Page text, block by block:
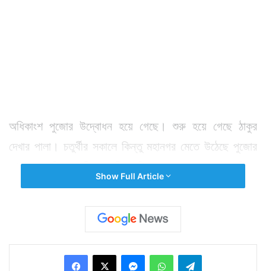
অধিকাংশ পুজোর উদ্বোধন হয়ে গেছে। শুরু হয়ে গেছে ঠাকুর
দেখার পালা। চতুর্থীর সকালে কিন্তু মহানগর মেতে উঠেছে পুজোর
আনন্দে। এদিন গান্ধী জয়ন্তীর ছুটি থাকায় সকাল থেকেই পরিবার
নিয়ে বেড়িয়ে পড়েছেন অনেকে। ভিড় এড়াতে সকালের রোদেই
বেরিয়ে পড়া। বৃষ্টি কেটে এদিন সকাল থেকেই ঝলমলে রোদ। ফলে
রোদ এবং ছুটি চতুর্থীর সকালেই বাঙালিকে শারদ আনন্দে মাতিয়ে
দিয়েছে। চুটিয়ে শুরু হয়ে গেছে প্যান্ডেল হপিং। বেলা যত
গড়িয়েছে ততই ভিড় বেড়েছে।
Show Full Article